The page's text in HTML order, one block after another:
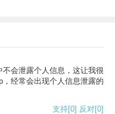
会泄露个人信息，这让我很
经常会出现个人信息泄露的
支持[0] 反对[0]